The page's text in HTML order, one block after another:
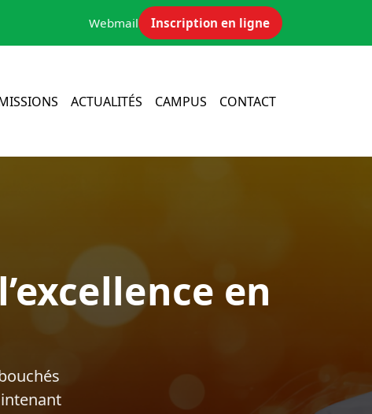
Webmail Inscription en ligne
ACTUALITÉS CAMPUS CONTACT
en